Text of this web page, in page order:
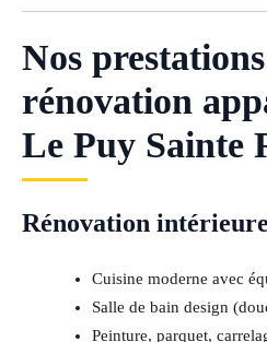
Nos
rénovation
Le Puy Sainte
Rénovation
Cuisine moderne avec
Salle de bain design
Peinture, parquet,